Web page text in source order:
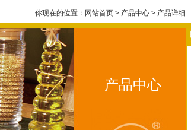
你现在的位置： 网站首页 > 产品中心 > 产品详细
产品中心